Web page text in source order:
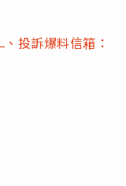
、投訴爆料信箱：